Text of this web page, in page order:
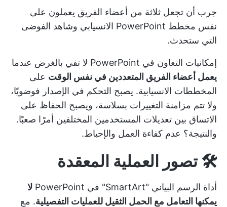
جرب أن تجعل ثلاثة من أعضاء الفريق يعملون على
نفس مخطط PowerPoint الانسيابي وشاهد الفوضى
التي ستحدث.
إمكانيات التعاون في PowerPoint لا تفي بالغرض عندما
يعمل أعضاء الفريق المتعددين في نفس الوقت على
المخططات الانسيابية. يصبح التحكم في الإصدار فوضويًا،
ولا تتم مزامنة التغييرات بسلاسة، ويصبح الحفاظ على
الاتساق بين تعديلات المستخدمين المختلفين أمرًا صعبًا.
والنتيجة؟ عدم كفاءة العمل والإحباط.
🛠️ تصور العملية المعقدة
أداة الرسم البياني "SmartArt" في PowerPoint
لا
يمكنها التعامل مع الحمل الثقيل للعمليات التفصيلية. مع